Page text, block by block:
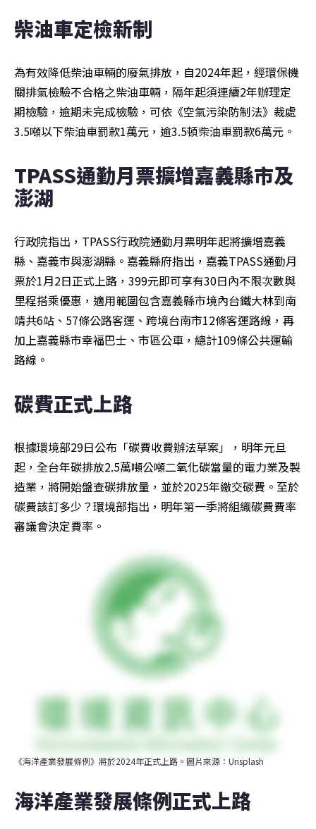
柴油車定檢新制
為有效降低柴油車輛的廢氣排放，自2024年起，經環保機
關排氣檢驗不合格之柴油車輛，隔年起須連續2年辦理定
期檢驗，逾期未完成檢驗，可依《空氣污染防制法》裁處
3.5噸以下柴油車罰款1萬元，逾3.5頓柴油車罰款6萬元。
TPASS通勤月票擴增嘉義縣市及
澎湖
行政院指出，TPASS行政院通勤月票明年起將擴增嘉義
縣、嘉義市與澎湖縣。嘉義縣府指出，嘉義TPASS通勤月
票於1月2日正式上路，399元即可享有30日內不限次數與
里程搭乘優惠，適用範圍包含嘉義縣市境內台鐵大林到南
靖共6站、57條公路客運、跨境台南市12條客運路線，再
加上嘉義縣市幸福巴士、市區公車，總計109條公共運輸
路線。
碳費正式上路
根據環境部29日公布「碳費收費辦法草案」，明年元旦
起，全台年碳排放2.5萬噸公噸二氧化碳當量的電力業及製
造業，將開始盤查碳排放量，並於2025年繳交碳費。至於
碳費該訂多少？環境部指出，明年第一季將組織碳費費率
審議會決定費率。
《海洋產業發展條例》將於2024年正式上路。圖片來源：Unsplash
海洋產業發展條例正式上路